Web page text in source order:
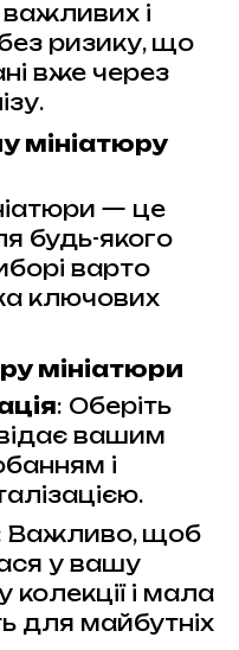
і
ризику, що
вже через
мініатюру
— це
будь-якого
варто
ключових
мініатюри
: Оберіть
вашим
і
Важливо, щоб
у вашу
і мала
для майбутніх